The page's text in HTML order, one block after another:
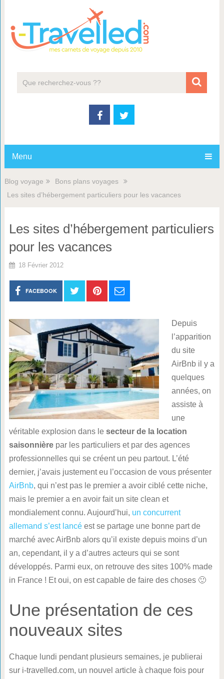
Menu
Blog voyage
Bons plans voyages
Les sites d’hébergement particuliers pour les vacances
Les sites d’hébergement particuliers
pour les vacances
18 Février 2012
FACEBOOK
Depuis
l’apparition
du site
AirBnb il y a
quelques
années, on
assiste à
une
véritable explosion dans le secteur de la location
saisonnièrepar les particuliers et par des agences
professionnelles qui se créent un peu partout. L’été
dernier, j’avais justement eu l’occasion de vous présenter
AirBnb, qui n’est pas le premier a avoir ciblé cette niche,
mais le premier a en avoir fait un site clean et
mondialement connu. Aujourd’hui, un concurrent
allemand s’est lancéest se partage une bonne part de
marché avec AirBnb alors qu’il existe depuis moins d’un
an, cependant, il y a d’autres acteurs qui se sont
développés. Parmi eux, on retrouve des sites 100% made
in France ! Et oui, on est capable de faire des choses 🙂
Une présentation de ces
nouveaux sites
Chaque lundi pendant plusieurs semaines, je publierai
sur i-travelled.com, un nouvel article à chaque fois pour